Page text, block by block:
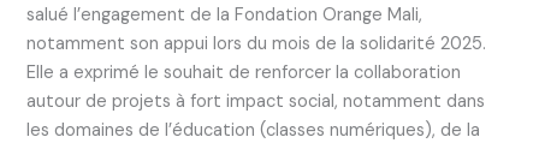
salué l’engagement de la Fondation Orange Mali,
notamment son appui lors du mois de la solidarité 2025.
Elle a exprimé le souhait de renforcer la collaboration
autour de projets à fort impact social, notamment dans
les domaines de l’éducation (classes numériques), de la